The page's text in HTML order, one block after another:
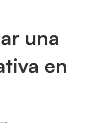
una
en